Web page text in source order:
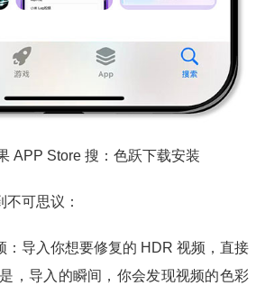
APP Store 搜：色跃下载安装
可思议：
：导入你想要修复的 HDR 视频，直接
，导入的瞬间，你会发现视频的色彩